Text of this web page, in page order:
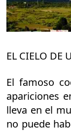
EL CIELO DE
El famoso
apariciones
lleva en el
no puede